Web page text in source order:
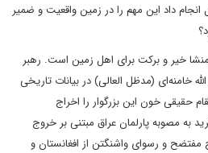
داد این مهم را در زمین واقعیت و ضمیر
خیر و برکت برای اهل زمین است. رهبر
خامنه‌ای (مدظل العالی) در بیانات تاریخی
حقیقی خون این بزرگوار را اخراج
به مصوبه پارلمان عراق مبتنی بر خروج
مفتضح و رسوای واشنگتن از افغانستان و